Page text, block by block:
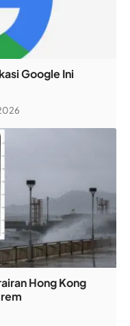
Google Ini
Hong Kong